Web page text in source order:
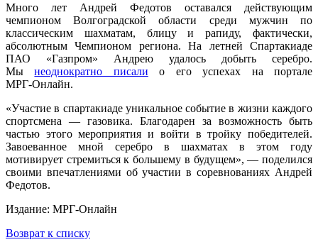
Много лет Андрей Федотов оставался действующим
чемпионом Волгоградской области среди мужчин по
классическим шахматам, блицу и рапиду, фактически,
абсолютным Чемпионом региона. На летней Спартакиаде
ПАО «Газпром» Андрею удалось добыть серебро.
Мынеоднократно писали о его успехах на портале
МРГ‑Онлайн.
«Участие в спартакиаде уникальное событие в жизни каждого
спортсмена — газовика. Благодарен за возможность быть
частью этого мероприятия и войти в тройку победителей.
Завоеванное мной серебро в шахматах в этом году
мотивирует стремиться к большему в будущем», — поделился
своими впечатлениями об участии в соревнованиях Андрей
Федотов.
Издание: МРГ-Онлайн
Возврат к списку